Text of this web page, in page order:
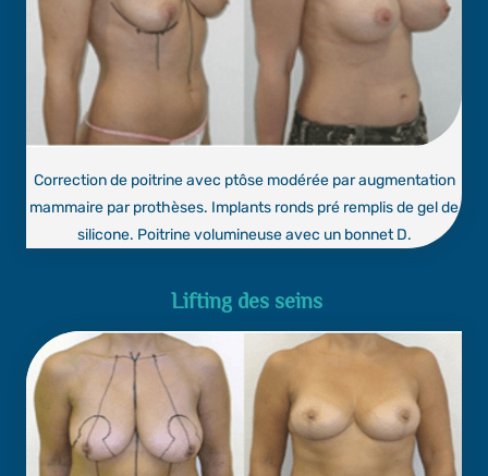
Correction de poitrine avec ptôse modérée par augmentation
mammaire par prothèses. Implants ronds pré remplis de gel de
silicone. Poitrine volumineuse avec un bonnet D.
Lifting des seins